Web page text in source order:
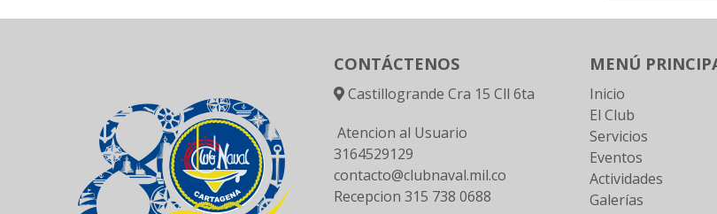
CONTÁCTENOS
Castillogrande Cra 15 Cll 6ta
Atencion al Usuario
3164529129
contacto@clubnaval.mil.co
Recepcion 315 738 0688
MENÚ
Inicio
El Club
Servicios
Eventos
Actividades
Galerías